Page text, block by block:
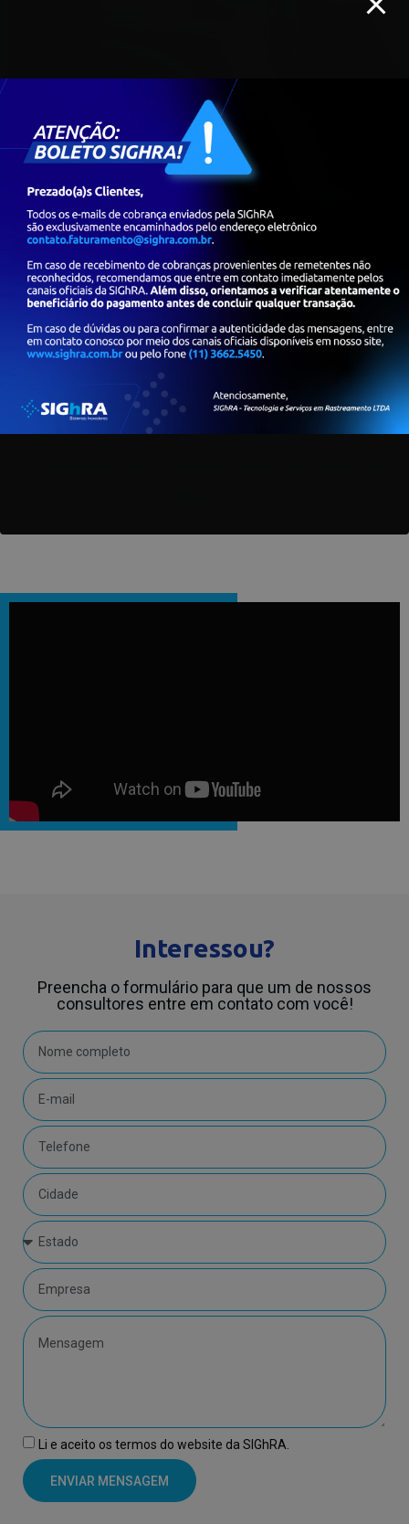
* Confira a liberação e disponibilidade de aplicativos na loja SIGhRA.
Veja como o Smart Tab contribuiu para os
Interessou?
Preencha o formulário para que um de nossos
consultores entre em contato com você!
Li e aceito os termos do website da SIGhRA.
ENVIAR MENSAGEM